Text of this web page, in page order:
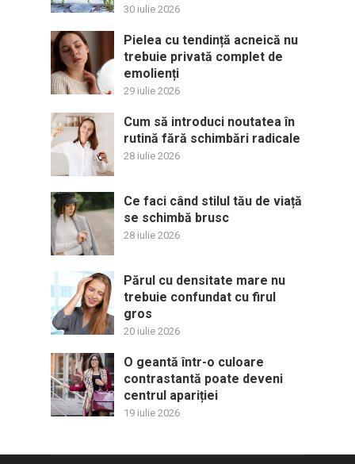
30 iulie 2026
Pielea cu tendință acneică nu
trebuie privată complet de
emolienți
29 iulie 2026
Cum să introduci noutatea în
rutină fără schimbări radicale
28 iulie 2026
Ce faci când stilul tău de viață
se schimbă brusc
28 iulie 2026
Părul cu densitate mare nu
trebuie confundat cu firul
gros
20 iulie 2026
O geantă într-o culoare
contrastantă poate deveni
centrul apariției
19 iulie 2026